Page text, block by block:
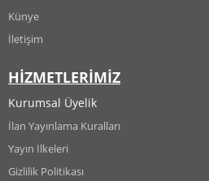
Künye
İletişim
HİZMETLERİMİZ
Kurumsal Üyelik
İlan Yayınlama Kuralları
Yayın İlkeleri
Gizlilik Politikası